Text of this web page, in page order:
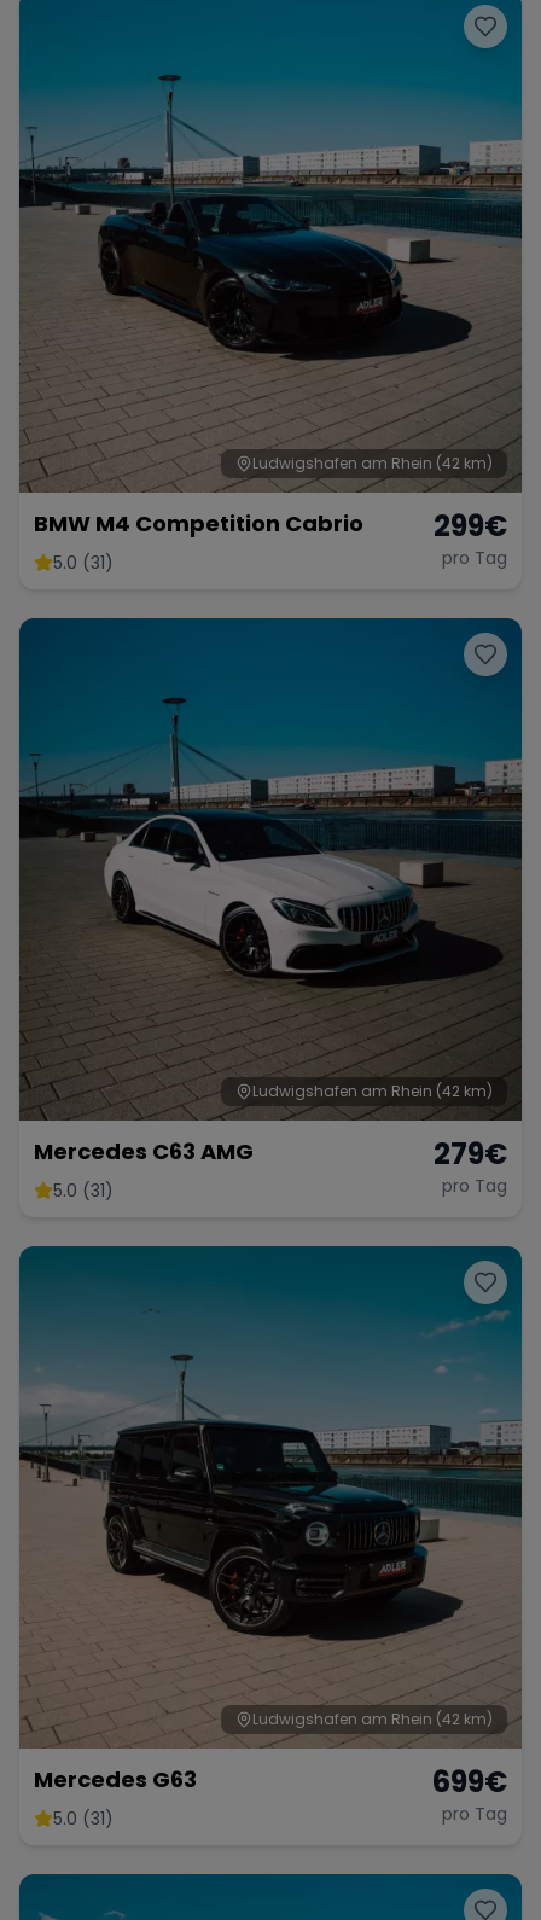
Ludwigshafen am Rhein (42 km)
BMW M4 Competition Cabrio
5.0 (31)
299€
pro Tag
Ludwigshafen am Rhein (42 km)
Mercedes C63 AMG
5.0 (31)
279€
pro Tag
Ludwigshafen am Rhein (42 km)
Mercedes G63
5.0 (31)
699€
pro Tag